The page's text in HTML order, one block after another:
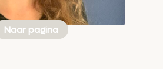
Naar pagina